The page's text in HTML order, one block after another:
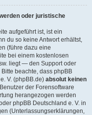
oder juristische
aufgeführt ist, ist ein
du so keine Antwort erhältst,
(führe dazu eine
bei einem kostenlosen
liegt — den Support oder
beachte, dass phpBB
V. (phpBB.de) absolut keinen
der Forensoftware
herangezogen werden
phpBB Deutschland e. V. in
(Unterlassungserklärungen,